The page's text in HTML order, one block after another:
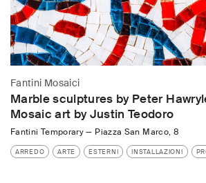
Fantini Mosaici
Marble sculptures by Peter
Mosaic art by Justin Teodoro
Fantini Temporary— Piazza San Marco, 8
ARREDO ARTE ESTERNI INSTALLAZIONI